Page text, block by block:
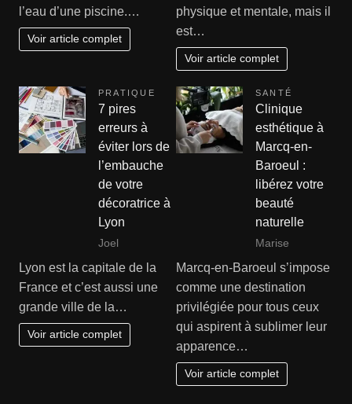
l’eau d’une piscine.…
Voir article complet
physique et mentale, mais il
est…
Voir article complet
PRATIQUE
7 pires
erreurs à
éviter lors de
l’embauche
de votre
décoratrice à
Lyon
Joel
Lyon est la capitale de la
France et c’est aussi une
grande ville de la…
Voir article complet
SANTÉ
Clinique
esthétique à
Marcq-en-
Baroeul :
libérez votre
beauté
naturelle
Marise
Marcq-en-Baroeul s’impose
comme une destination
privilégiée pour tous ceux
qui aspirent à sublimer leur
apparence…
Voir article complet